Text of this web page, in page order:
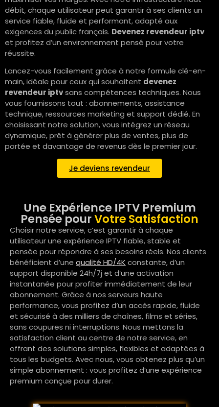
débit, chaque utilisateur peut garantir à ses clients un
service fiable, fluide et performant, adapté aux
exigences du public français. Devenez revendeur iptv
et profitez d’un environnement pensé pour votre
réussite.
Lancez-vous facilement grâce à notre formule clé-en-
main, idéale pour ceux qui souhaitent devenez
revendeur iptvsans compétences techniques. Nous
vous fournissons tout : abonnements, assistance
technique, ressources marketing et support dédié. En
choisissant notre solution, vous intégrez un réseau
dynamique, prêt à générer plus de ventes, plus de
portée et davantage de revenus dès le premier jour.
Je deviens revendeur
Une Expérience IPTV Premium
Pensée pourVotre Satisfaction
Choisir notre service, c’est garantir à chaque
utilisateur une expérience IPTV fiable, stable et
pensée pour répondre à ses besoins réels. Nos clients
bénéficient d’une qualité HD/4K constante, d’un
support disponible 24h/7j et d’une activation
instantanée pour profiter immédiatement de leur
abonnement. Grâce à nos serveurs haute
performance, vous profitez d’un accès rapide, fluide
et sécurisé à des milliers de chaînes, films et séries,
sans coupures ni interruptions. Nous mettons la
satisfaction client au centre de notre service, en
offrant des solutions simples, flexibles et adaptées à
tous les budgets. Avec nous, vous obtenez plus qu’un
simple abonnement : vous profitez d’une expérience
premium conçue pour durer.